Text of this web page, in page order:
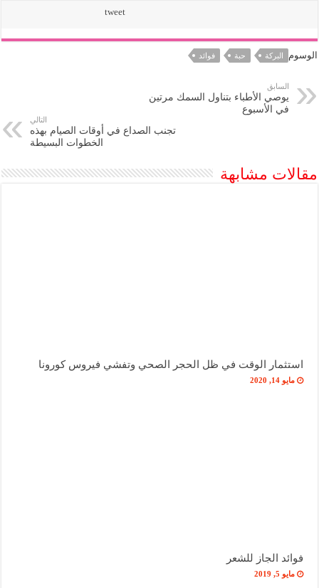
tweet
الوسوم البركة حبة فوائد
السابق
يوصي الأطباء بتناول السمك مرتين
في الأسبوع
التالي
تجنب الصداع في أوقات الصيام بهذه
الخطوات البسيطة
مقالات مشابهة
استثمار الوقت في ظل الحجر الصحي وتفشي فيروس كورونا
مايو 14, 2020
فوائد الجاز للشعر
مايو 5, 2019